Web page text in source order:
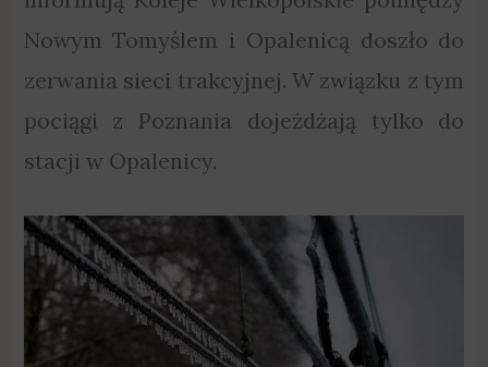
Nowym Tomyślem i Opalenicą doszło do
zerwania sieci trakcyjnej. W związku z tym
pociągi z Poznania dojeżdżają tylko do
stacji w Opalenicy.